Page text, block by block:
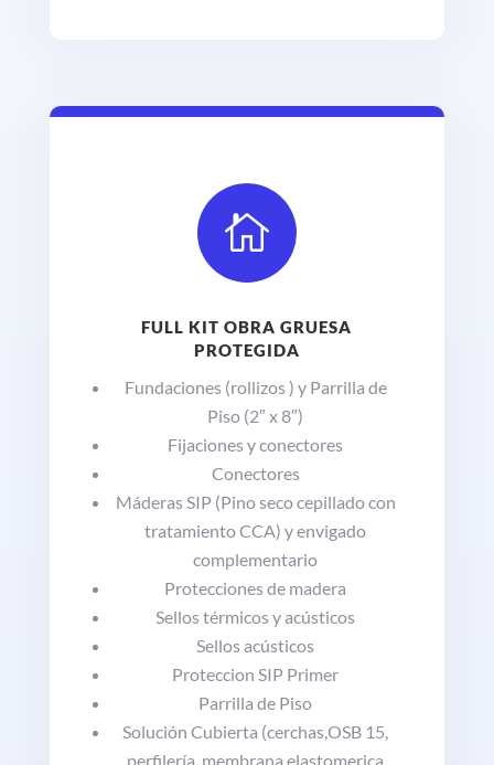

FULL KIT OBRA GRUESA
PROTEGIDA
Fundaciones (rollizos ) y Parrilla de
Piso (2″ x 8″)
Fijaciones y conectores
Conectores
Máderas SIP (Pino seco cepillado con
tratamiento CCA) y envigado
complementario
Protecciones de madera
Sellos térmicos y acústicos
Sellos acústicos
Proteccion SIP Primer
Parrilla de Piso
Solución Cubierta (cerchas,OSB 15,
perfilería, membrana elastomerica